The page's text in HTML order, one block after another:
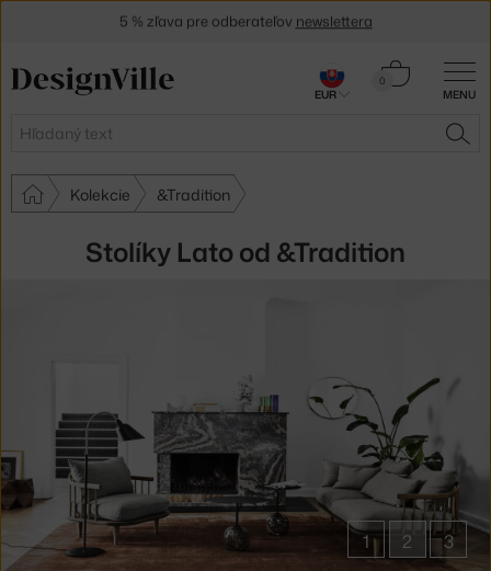
MENU
Hľadať
0
Košík
Kolekcie &Tradition
Stolíky Lato od &Tradition
1 2 3
5 % zľava pre odberateľov newslettera
EUR